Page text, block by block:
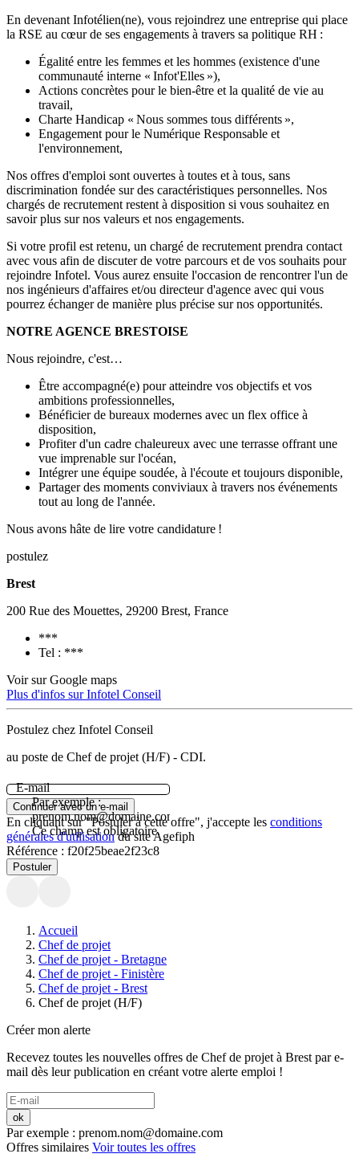
En devenant Infotélien(ne), vous rejoindrez une entreprise qui place
la RSE au cœur de ses engagements à travers sa politique RH :
Égalité entre les femmes et les hommes (existence d'une
communauté interne « Infot'Elles »),
Actions concrètes pour le bien-être et la qualité de vie au
travail,
Charte Handicap « Nous sommes tous différents »,
Engagement pour le Numérique Responsable et
l'environnement,
Nos offres d'emploi sont ouvertes à toutes et à tous, sans
discrimination fondée sur des caractéristiques personnelles. Nos
chargés de recrutement restent à disposition si vous souhaitez en
savoir plus sur nos valeurs et nos engagements.
Si votre profil est retenu, un chargé de recrutement prendra contact
avec vous afin de discuter de votre parcours et de vos souhaits pour
rejoindre Infotel. Vous aurez ensuite l'occasion de rencontrer l'un de
nos ingénieurs d'affaires et/ou directeur d'agence avec qui vous
pourrez échanger de manière plus précise sur nos opportunités.
NOTRE AGENCE BRESTOISE
Nous rejoindre, c'est…
Être accompagné(e) pour atteindre vos objectifs et vos
ambitions professionnelles,
Bénéficier de bureaux modernes avec un flex office à
disposition,
Profiter d'un cadre chaleureux avec une terrasse offrant une
vue imprenable sur l'océan,
Intégrer une équipe soudée, à l'écoute et toujours disponible,
Partager des moments conviviaux à travers nos événements
tout au long de l'année.
Nous avons hâte de lire votre candidature !
postulez
Brest
200 Rue des Mouettes, 29200 Brest, France
***
Tel : ***
Voir sur Google maps
Plus d'infos sur Infotel Conseil
Postulez chez Infotel Conseil
au poste de Chef de projet (H/F) - CDI.
E-mail
Par exemple :
prenom.nom@domaine.com.
Ce champ est obligatoire.
Continuer avec un e-mail
En cliquant sur "Postuler à cette offre", j'accepte les conditions
générales d'utilisationdu site Agefiph
Référence : f20f25beae2f23c8
Postuler
Accueil
Chef de projet
Chef de projet - Bretagne
Chef de projet - Finistère
Chef de projet - Brest
Chef de projet (H/F)
Créer mon alerte
Recevez toutes les nouvelles offres de Chef de projet à Brest par e-
mail dès leur publication en créant votre alerte emploi !
ok
Par exemple : prenom.nom@domaine.com
Offres similaires Voir toutes les offres